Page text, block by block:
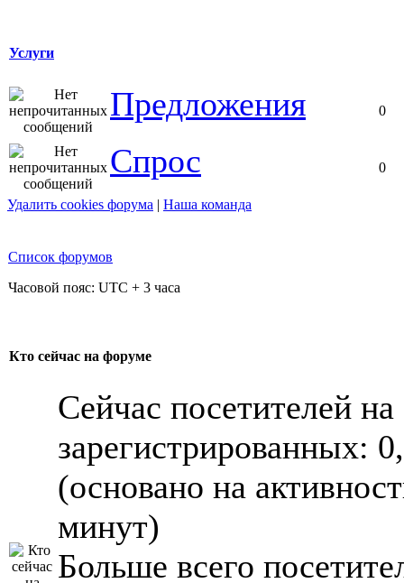
Услуги
Предложения 0
Спрос 0
Удалить cookies форума | Наша команда
Список форумов
Часовой пояс: UTC + 3 часа
Кто сейчас на форуме
Сейчас посетителей
зарегистрированных:
(основано на
минут)
Больше всего